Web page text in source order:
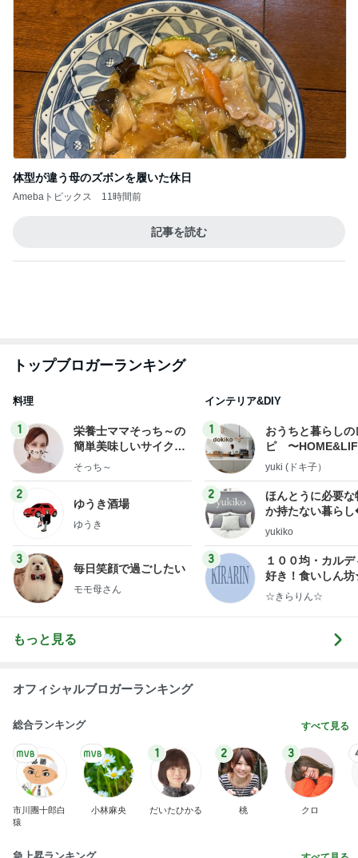
体型が違う母のズボンを履いた休日
Amebaトピックス 11時間前
記事を読む
トップブロガーランキング
料理
1
栄養士ママそっち～の
簡単美味しいサイクル
献立
そっち～
2
ゆうき酒場
3
毎日笑顔で過ごしたい
モモ母さん
インテリア&DIY
1
おうちと暮らしの
ピ 〜
yuki (ドキ子）
2
ほんとうに必要な
か持たない暮ら
ep Life Simple◆
ンテリアのきろく
yukiko
3
１００均・カルデ
好き！食いしん
らりん☆のブログ
☆きらりん☆
もっと見る
オフィシャルブロガーランキング
総合ランキング すべて見る
市川團十郎白
猿
1 2 3
急上昇ランキング すべて見る